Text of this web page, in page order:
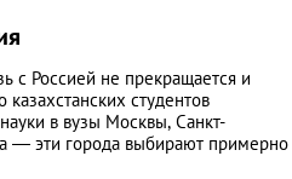
с Россией не прекращается и
студентов
в вузы Москвы, Санкт-
— эти города выбирают примерно